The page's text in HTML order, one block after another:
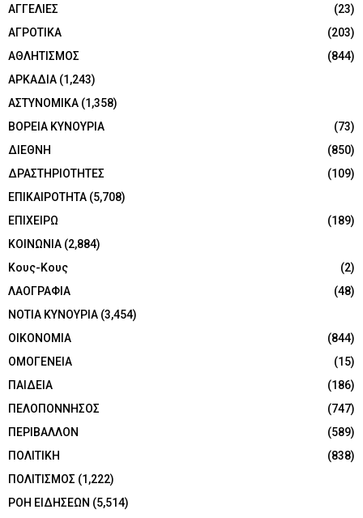
ΑΓΓΕΛΙΕΣ
(23)
ΑΓΡΟΤΙΚΑ
(203)
ΑΘΛΗΤΙΣΜΟΣ
(844)
ΑΡΚΑΔΙΑ (1,243)
ΑΣΤΥΝΟΜΙΚΑ (1,358)
ΒΟΡΕΙΑ ΚΥΝΟΥΡΙΑ
(73)
ΔΙΕΘΝΗ
(850)
ΔΡΑΣΤΗΡΙΟΤΗΤΕΣ
(109)
ΕΠΙΚΑΙΡΟΤΗΤΑ (5,708)
ΕΠΙΧΕΙΡΩ
(189)
ΚΟΙΝΩΝΙΑ (2,884)
Κους-Κους
(2)
ΛΑΟΓΡΑΦΙΑ
(48)
ΝΟΤΙΑ ΚΥΝΟΥΡΙΑ (3,454)
ΟΙΚΟΝΟΜΙΑ
(844)
ΟΜΟΓΕΝΕΙΑ
(15)
ΠΑΙΔΕΙΑ
(186)
ΠΕΛΟΠΟΝΝΗΣΟΣ
(747)
ΠΕΡΙΒΑΛΛΟΝ
(589)
ΠΟΛΙΤΙΚΗ
(838)
ΠΟΛΙΤΙΣΜΟΣ (1,222)
ΡΟΗ ΕΙΔΗΣΕΩΝ (5,514)